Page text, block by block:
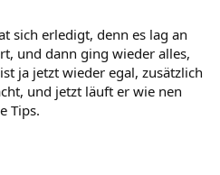
sich erledigt, denn es lag an
und dann ging wieder alles,
ja jetzt wieder egal, zusätzlich
und jetzt läuft er wie nen
Tips.